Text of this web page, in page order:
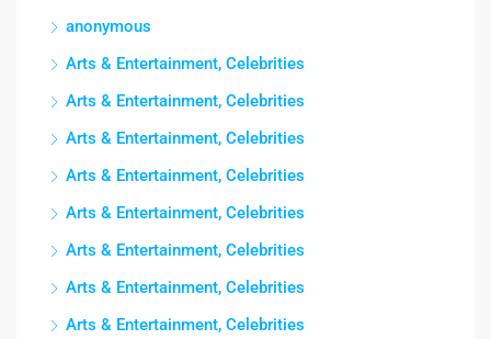
anonymous
Arts & Entertainment, Celebrities
Arts & Entertainment, Celebrities
Arts & Entertainment, Celebrities
Arts & Entertainment, Celebrities
Arts & Entertainment, Celebrities
Arts & Entertainment, Celebrities
Arts & Entertainment, Celebrities
Arts & Entertainment, Celebrities